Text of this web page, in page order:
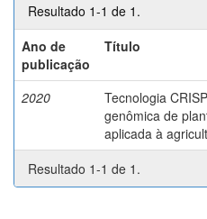
Resultado 1-1 de 1.
Ano de
publicação
Título
2020
Tecnologia
genômica de
aplicada à
Resultado 1-1 de 1.